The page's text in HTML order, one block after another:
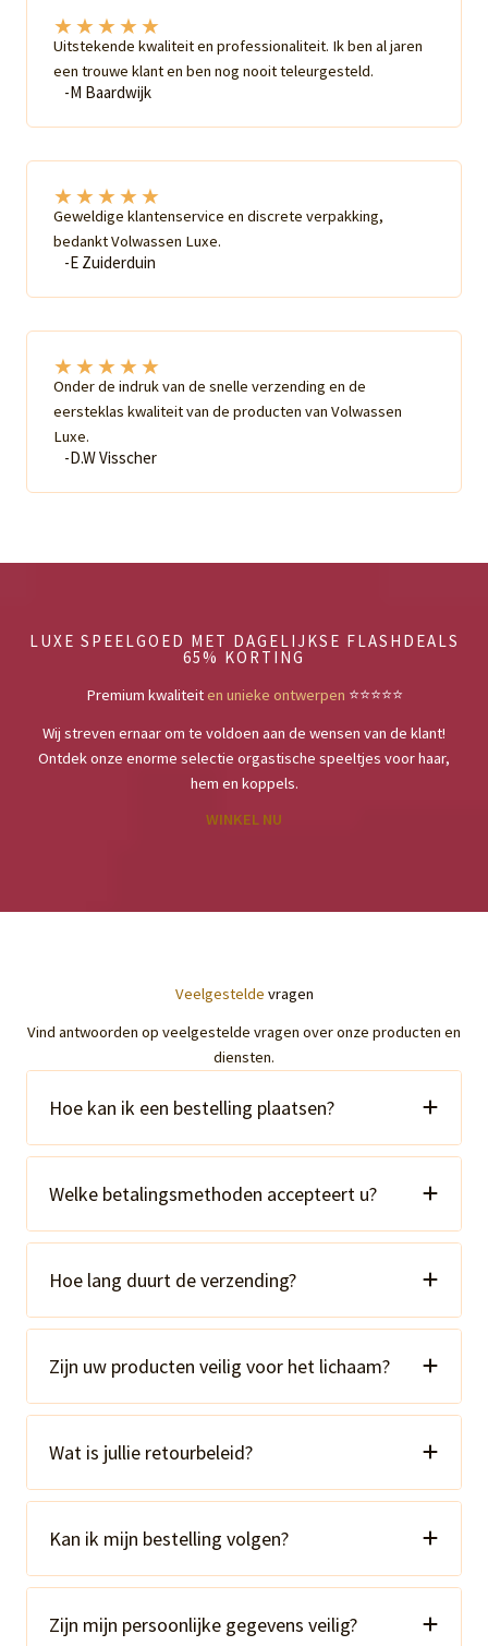
★★★★★
Uitstekende kwaliteit en professionaliteit. Ik ben al jaren
een trouwe klant en ben nog nooit teleurgesteld.
-M Baardwijk
★★★★★
Geweldige klantenservice en discrete verpakking,
bedankt Volwassen Luxe.
-E Zuiderduin
★★★★★
Onder de indruk van de snelle verzending en de
eersteklas kwaliteit van de producten van Volwassen
Luxe.
-D.W Visscher
LUXE SPEELGOED MET DAGELIJKSE FLASHDEALS
65% KORTING
Premium kwaliteiten unieke ontwerpen ⭐️⭐️⭐️⭐️⭐️
Wij streven ernaar om te voldoen aan de wensen van de klant!
Ontdek onze enorme selectie orgastische speeltjes voor haar,
hem en koppels.
WINKEL NU
Veelgestelde vragen
Vind antwoorden op veelgestelde vragen over onze producten en
diensten.
Hoe kan ik een bestelling plaatsen?
Welke betalingsmethoden accepteert u?
Hoe lang duurt de verzending?
Zijn uw producten veilig voor het lichaam?
Wat is jullie retourbeleid?
Kan ik mijn bestelling volgen?
Zijn mijn persoonlijke gegevens veilig?